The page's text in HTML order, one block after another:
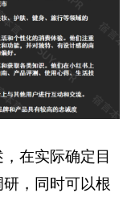
在实际确定目
，同时可以根